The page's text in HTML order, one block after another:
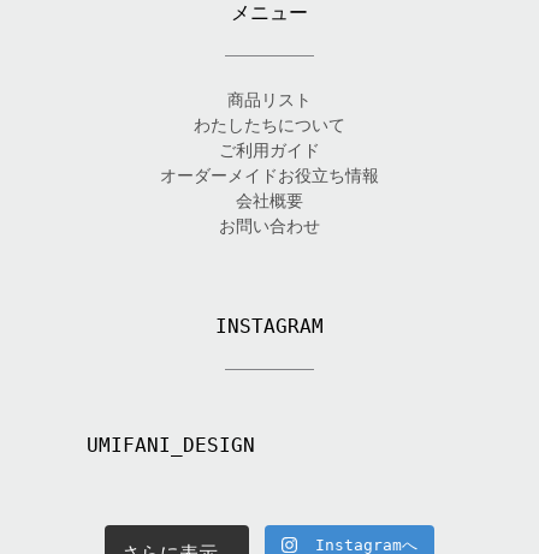
メニュー
商品リスト
わたしたちについて
ご利用ガイド
オーダーメイドお役立ち情報
会社概要
お問い合わせ
INSTAGRAM
UMIFANI_DESIGN
Instagramへ